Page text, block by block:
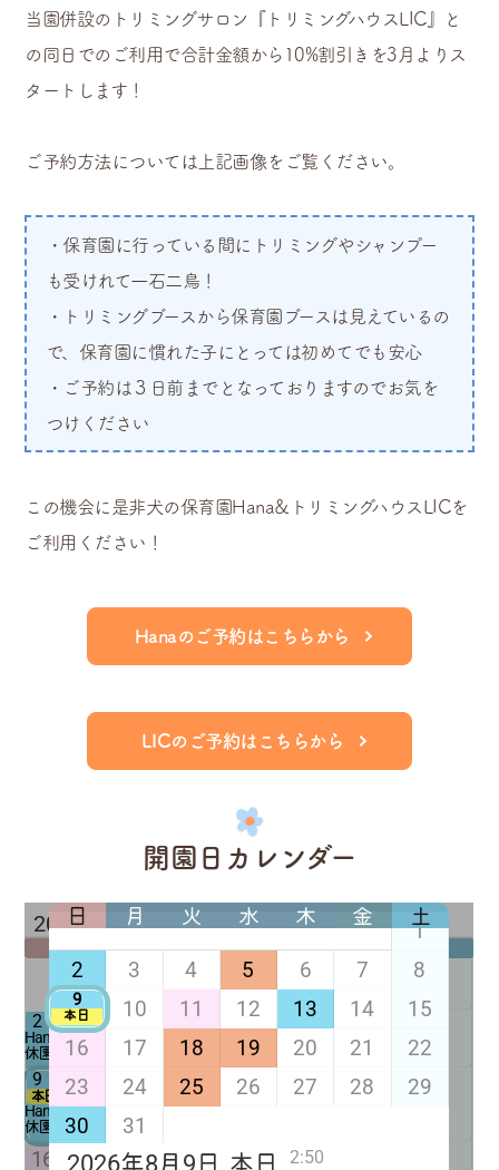
当園併設のトリミングサロン『トリミングハウスLIC』と
の 同日でのご利用で合計金額から10%割引きを3月よりス
タートします！
ご予約方法については上記画像をご覧ください。
・保育園に行っている間にトリミングやシャンプー
も受けれて一石二鳥！
・トリミングブースから保育園ブースは見えているの
で、保育園に慣れた子にとっては初めてでも安心
・ご予約は３日前までとなっておりますのでお気を
つけください
この機会に是非犬の保育園Hana&トリミングハウスLICを
ご利用ください！
Hanaのご予約はこちらから
LICのご予約はこちらから
開園日カレンダー